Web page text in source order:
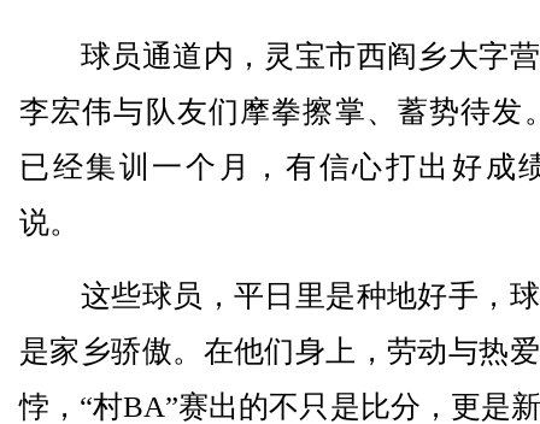
球员通道内，灵宝市西阎乡大字
李宏伟与队友们摩拳擦掌、蓄势待发
已经集训一个月，有信心打出好成
说。
这些球员，平日里是种地好手，
是家乡骄傲。在他们身上，劳动与热
悖，“村BA”赛出的不只是比分，更是